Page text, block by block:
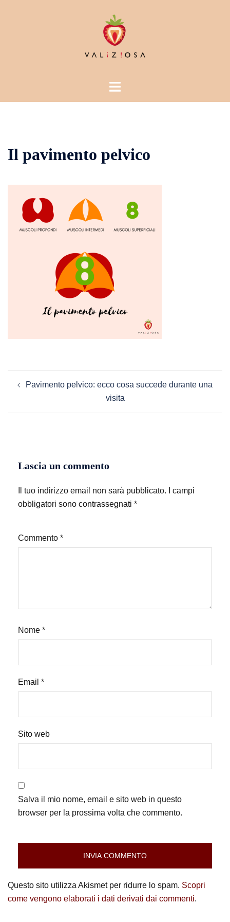
Mostra/Nascondi
Il pavimento pelvico
articolo
Pavimento pelvico: ecco cosa succede durante una
visita
Lascia un commento
Il tuo indirizzo email non sarà pubblicato.
I campi
obbligatori sono contrassegnati *
Commento *
Nome *
Email *
Sito web
Salva il mio nome, email e sito web in questo
browser per la prossima volta che commento.
Questo sito utilizza Akismet per ridurre lo spam. Scopri
come vengono elaborati i dati derivati dai commenti.